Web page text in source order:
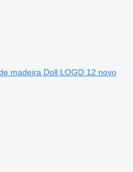
madeira Doll LOGO 12 novo